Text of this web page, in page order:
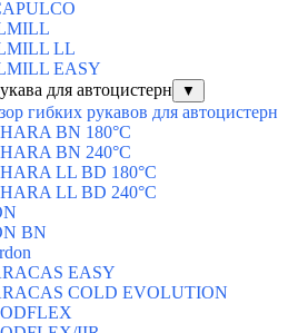
LL
EASY
для автоцистерн
▼
гибких рукавов для автоцистерн
BN 180°C
BN 240°C
LL BD 180°C
LL BD 240°C
BN
EASY
COLD EVOLUTION